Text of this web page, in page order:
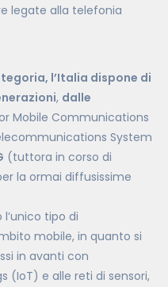
legate alla telefonia
l’Italia dispone di
, dalle
Mobile Communications
System
(tuttora in corso di
la ormai diffusissime
tipo di
mobile, in quanto si
in avanti con
(IoT) e alle reti di sensori,